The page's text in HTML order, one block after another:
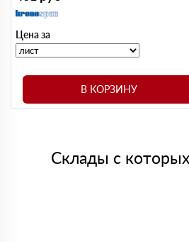
Цена за
В КОРЗИНУ
Склады с